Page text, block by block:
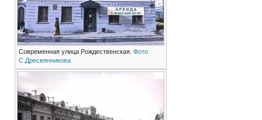
Современная улица Рождественская. Фото
С.Дресвянникова